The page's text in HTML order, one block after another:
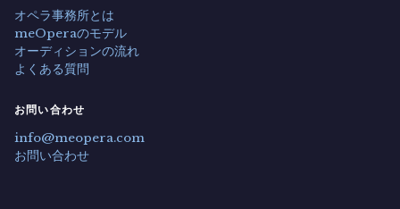
オペラ事務所とは
meOperaのモデル
オーディションの流れ
よくある質問
お問い合わせ
info@meopera.com
お問い合わせ